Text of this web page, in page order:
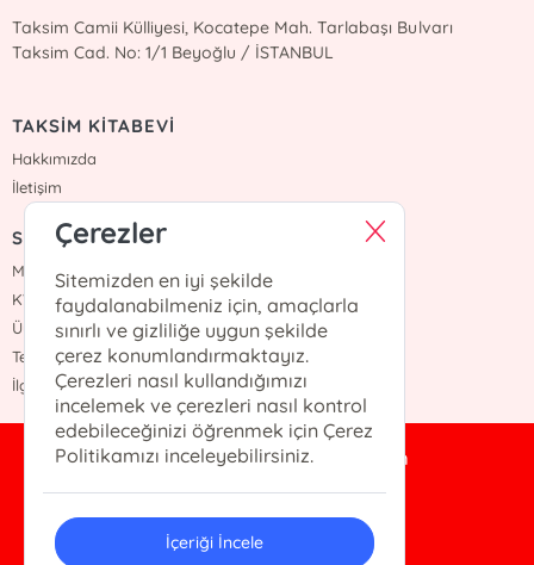
Taksim Camii Külliyesi, Kocatepe Mah. Tarlabaşı Bulvarı
Taksim Cad. No: 1/1 Beyoğlu / İSTANBUL
TAKSİM KİTABEVİ
Hakkımızda
İletişim
SÖZLEŞMELER
Mesafeli Satış Sözleşmesi
KVKK Sözleşmesi
Üyelik Sözleşmesi
Teslimat ve İade Şartları
İlgili Kişi Başvuru Formu
taksimkitabevi@gmail.com
0 212 245 1071
Çerezler
Sitemizden en iyi şekilde
faydalanabilmeniz için, amaçlarla
sınırlı ve gizliliğe uygun şekilde
çerez konumlandırmaktayız.
Çerezleri nasıl kullandığımızı
incelemek ve çerezleri nasıl kontrol
edebileceğinizi öğrenmek için Çerez
Politikamızı inceleyebilirsiniz.
İçeriği İncele